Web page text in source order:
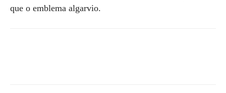
que o emblema algarvio.